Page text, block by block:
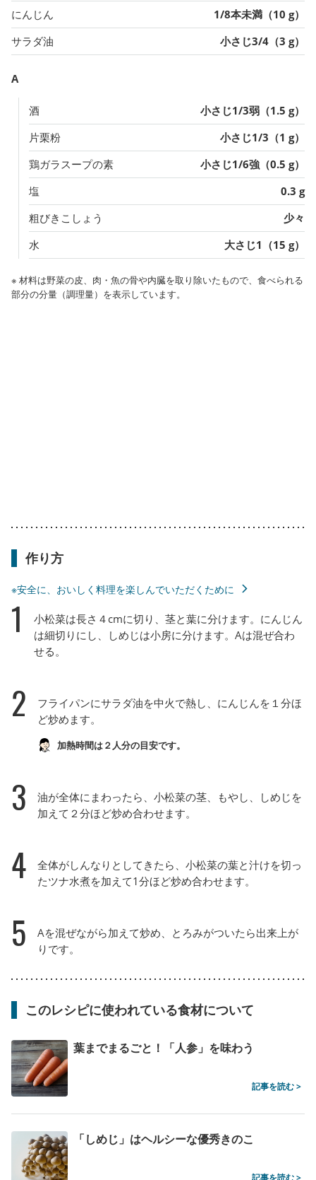
にんじん
1/8本未満（10 g）
サラダ油
小さじ3/4（3 g）
A
酒
小さじ1/3弱（1.5 g）
片栗粉
小さじ1/3（1 g）
鶏ガラスープの素
小さじ1/6強（0.5 g）
塩
0.3 g
粗びきこしょう
少々
水
大さじ1（15 g）
※ 材料は野菜の皮、肉・魚の骨や内臓を取り除いたもので、食べられる
部分の分量（調理量）を表示しています。
作り方
※安全に、おいしく料理を楽しんでいただくために
1
小松菜は長さ４cmに切り、茎と葉に分けます。にんじん
は細切りにし、しめじは小房に分けます。Aは混ぜ合わ
せる。
2
フライパンにサラダ油を中火で熱し、にんじんを１分ほ
ど炒めます。
加熱時間は２人分の目安です。
3
油が全体にまわったら、小松菜の茎、もやし、しめじを
加えて２分ほど炒め合わせます。
4
全体がしんなりとしてきたら、小松菜の葉と汁けを切っ
たツナ水煮を加えて1分ほど炒め合わせます。
5
Aを混ぜながら加えて炒め、とろみがついたら出来上が
りです。
このレシピに使われている食材について
葉までまるごと！「人参」を味わう
記事を読む >
「しめじ」はヘルシーな優秀きのこ
記事を読む >